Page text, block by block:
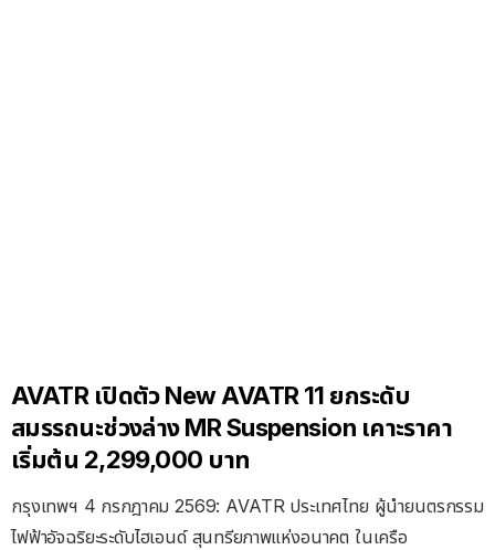
AVATR เปิดตัว New AVATR 11 ยกระดับ
สมรรถนะช่วงล่าง MR Suspension เคาะราคา
เริ่มต้น 2,299,000 บาท
กรุงเทพฯ 4 กรกฎาคม 2569: AVATR ประเทศไทย ผู้นำยนตรกรรม
ไฟฟ้าอัจฉริยะระดับไฮเอนด์ สุนทรียภาพแห่งอนาคต ในเครือ